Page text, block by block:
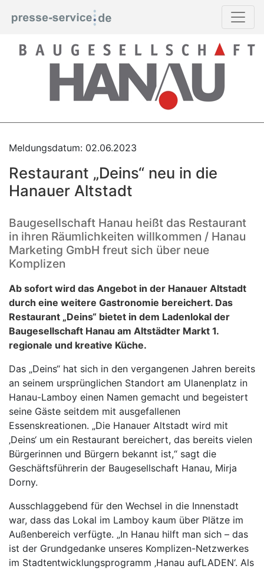
Meldungsdatum: 02.06.2023
Restaurant „Deins“ neu in die
Hanauer Altstadt
Baugesellschaft Hanau heißt das Restaurant
in ihren Räumlichkeiten willkommen / Hanau
Marketing GmbH freut sich über neue
Komplizen
Ab sofort wird das Angebot in der Hanauer Altstadt
durch eine weitere Gastronomie bereichert. Das
Restaurant „Deins“ bietet in dem Ladenlokal der
Baugesellschaft Hanau am Altstädter Markt 1.
regionale und kreative Küche.
Das „Deins“ hat sich in den vergangenen Jahren bereits
an seinem ursprünglichen Standort am Ulanenplatz in
Hanau-Lamboy einen Namen gemacht und begeistert
seine Gäste seitdem mit ausgefallenen
Essenskreationen. „Die Hanauer Altstadt wird mit
‚Deins‘ um ein Restaurant bereichert, das bereits vielen
Bürgerinnen und Bürgern bekannt ist,“ sagt die
Geschäftsführerin der Baugesellschaft Hanau, Mirja
Dorny.
Ausschlaggebend für den Wechsel in die Innenstadt
war, dass das Lokal im Lamboy kaum über Plätze im
Außenbereich verfügte. „In Hanau hilft man sich – das
ist der Grundgedanke unseres Komplizen-Netzwerkes
im Stadtentwicklungsprogramm ‚Hanau aufLADEN‘. Als